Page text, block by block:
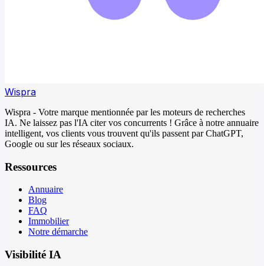
Wispra
Wispra - Votre marque mentionnée par les moteurs de recherches
IA. Ne laissez pas l'IA citer vos concurrents ! Grâce à notre annuaire
intelligent, vos clients vous trouvent qu'ils passent par ChatGPT,
Google ou sur les réseaux sociaux.
Ressources
Annuaire
Blog
FAQ
Immobilier
Notre démarche
Visibilité IA